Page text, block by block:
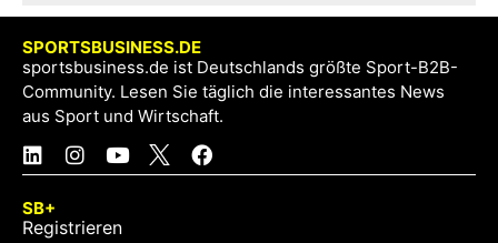
SPORTSBUSINESS.DE
sportsbusiness.de ist Deutschlands größte Sport-B2B-
Community. Lesen Sie täglich die interessantes News
aus Sport und Wirtschaft.
SB+
Registrieren